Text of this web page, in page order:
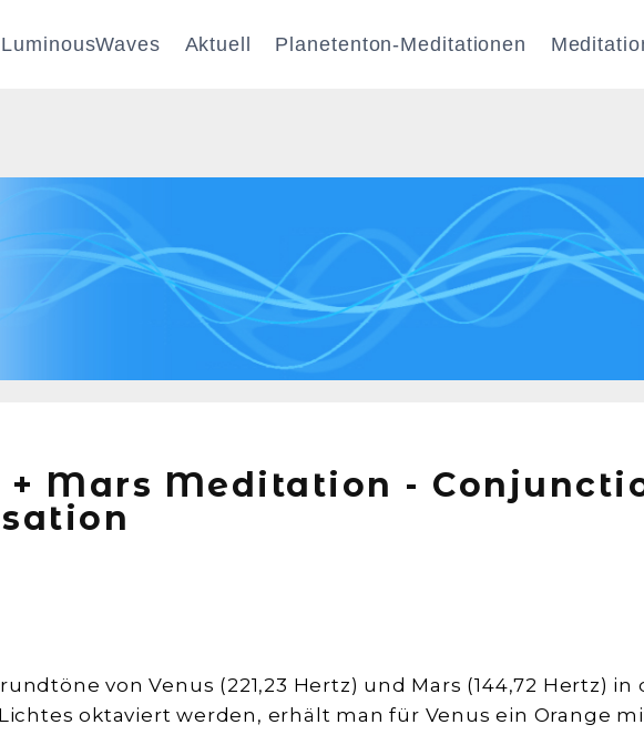
LuminousWaves Aktuell Planetenton-Meditationen
+ Mars Meditation -
von Venus (221,23 Hertz) und Mars (144,72 Hertz) in
oktaviert werden, erhält man für Venus ein Orange